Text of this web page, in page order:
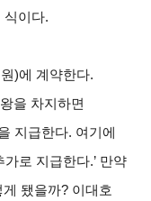
식이다.
)에 계약한다.
을 차지하면
지급한다. 여기에
가로 지급한다.’ 만약
게 됐을까? 이대호